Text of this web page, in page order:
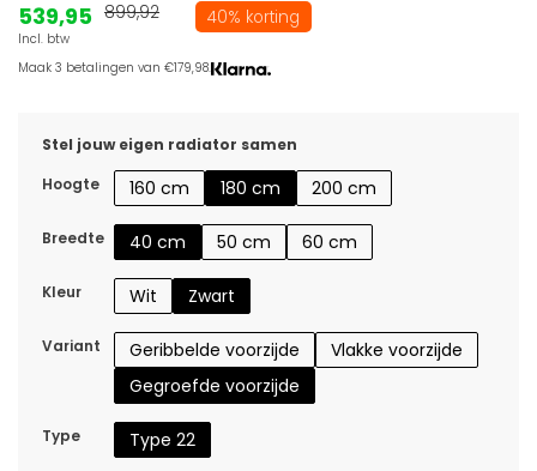
539,95
Incl. btw
899,92 40% korting
Maak 3 betalingen van €179,98.
Stel jouw eigen radiator samen
Hoogte
160 cm 180 cm 200 cm
Breedte 40 cm 50 cm 60 cm
Kleur Wit Zwart
Variant Geribbelde voorzijde
Vlakke voorzijde
Gegroefde voorzijde
Type Type 22